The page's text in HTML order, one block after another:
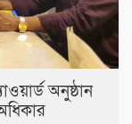
অনুষ্ঠান